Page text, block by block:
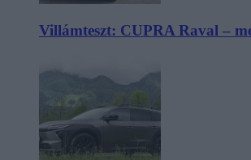
Villámteszt: CUPRA Raval –